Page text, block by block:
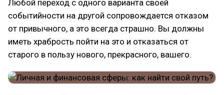
Любой переход с одного варианта своей
событийности на другой сопровождается отказом
от привычного, а это всегда страшно. Вы должны
иметь храбрость пойти на это и отказаться от
старого в пользу нового, прекрасного, вашего.